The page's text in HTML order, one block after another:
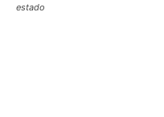
estado